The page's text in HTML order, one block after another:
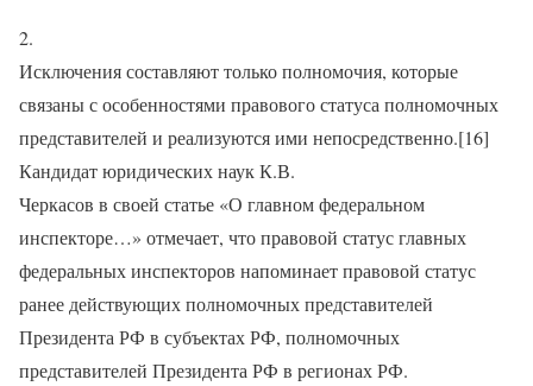
2.
Исключения составляют только полномочия, которые
связаны с особенностями правового статуса полномочных
представителей и реализуются ими непосредственно.[16]
Кандидат юридических наук К.В.
Черкасов в своей статье «О главном федеральном
инспекторе…» отмечает, что правовой статус главных
федеральных инспекторов напоминает правовой статус
ранее действующих полномочных представителей
Президента РФ в субъектах РФ, полномочных
представителей Президента РФ в регионах РФ.